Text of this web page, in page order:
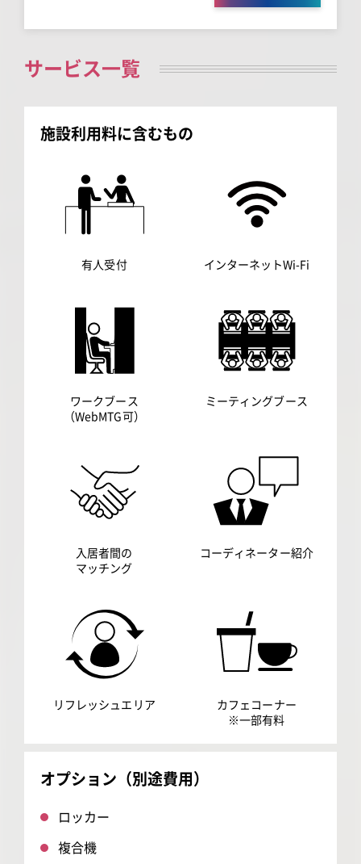
サービス一覧
施設利用料に含むもの
有人受付 インターネットWi-Fi
ワークブース
（WebMTG可）
ミーティングブース
入居者間の
マッチング
コーディネーター紹介
リフレッシュエリア
カフェコーナー
※一部有料
オプション（別途費用）
ロッカー
複合機